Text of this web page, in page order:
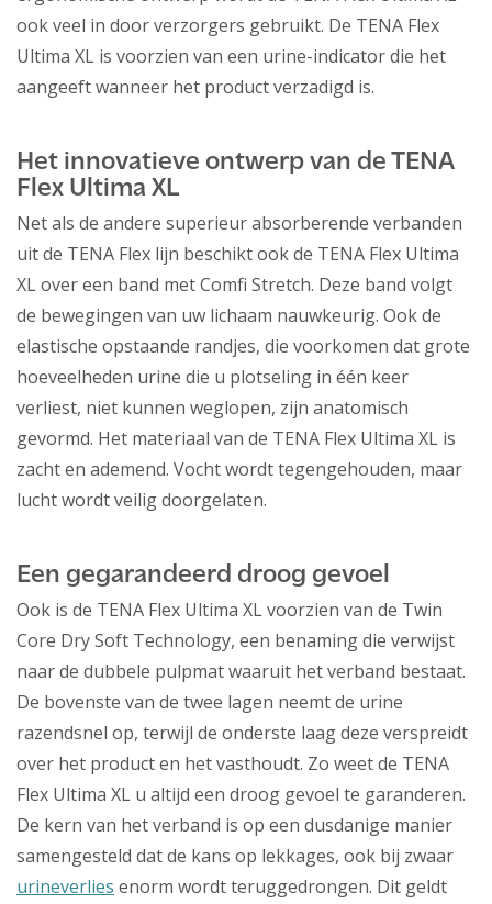
ook veel in door verzorgers gebruikt. De TENA Flex
Ultima XL is voorzien van een urine-indicator die het
aangeeft wanneer het product verzadigd is.
Het innovatieve ontwerp van de TENA
Flex Ultima XL
Net als de andere superieur absorberende verbanden
uit de TENA Flex lijn beschikt ook de TENA Flex Ultima
XL over een band met Comfi Stretch. Deze band volgt
de bewegingen van uw lichaam nauwkeurig. Ook de
elastische opstaande randjes, die voorkomen dat grote
hoeveelheden urine die u plotseling in één keer
verliest, niet kunnen weglopen, zijn anatomisch
gevormd. Het materiaal van de TENA Flex Ultima XL is
zacht en ademend. Vocht wordt tegengehouden, maar
lucht wordt veilig doorgelaten.
Een gegarandeerd droog gevoel
Ook is de TENA Flex Ultima XL voorzien van de Twin
Core Dry Soft Technology, een benaming die verwijst
naar de dubbele pulpmat waaruit het verband bestaat.
De bovenste van de twee lagen neemt de urine
razendsnel op, terwijl de onderste laag deze verspreidt
over het product en het vasthoudt. Zo weet de TENA
Flex Ultima XL u altijd een droog gevoel te garanderen.
De kern van het verband is op een dusdanige manier
samengesteld dat de kans op lekkages, ook bij zwaar
urineverlies enorm wordt teruggedrongen. Dit geldt